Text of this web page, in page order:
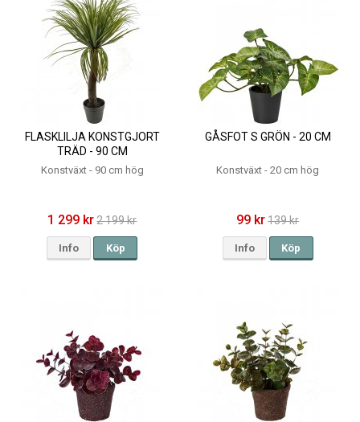
FLASKLILJA KONSTGJORT
TRÄD - 90 CM
Konstväxt - 90 cm hög
1 299 kr 2 199 kr
Info Köp
GÅSFOT S GRÖN - 20 CM
Konstväxt - 20 cm hög
99 kr139 kr
Info Köp